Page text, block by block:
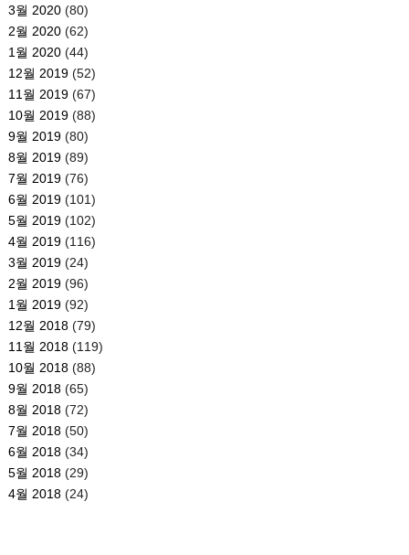
3월 2020(80)
2월 2020(62)
1월 2020(44)
12월 2019(52)
11월 2019(67)
10월 2019(88)
9월 2019(80)
8월 2019(89)
7월 2019(76)
6월 2019(101)
5월 2019(102)
4월 2019(116)
3월 2019(24)
2월 2019(96)
1월 2019(92)
12월 2018(79)
11월 2018(119)
10월 2018(88)
9월 2018(65)
8월 2018(72)
7월 2018(50)
6월 2018(34)
5월 2018(29)
4월 2018(24)